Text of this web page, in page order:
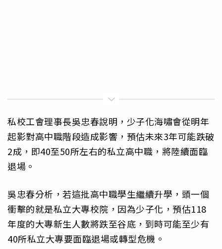
私校工會理事長吳忠春說明，少子化海嘯會從明年
起影對高中職階段造成影響，預估未來3年可能跌破
2成，即40至50所左右的私立高中職，將陸續面臨
退場。
吳忠春分析，若這批高中職學生繼續升學，頭一個
衝擊的就是私立大專校院，因為少子化，預估118
年度的大專新生人數將跌至谷底，到時可能至少有
40所私立大專要面臨退場或轉型危機。